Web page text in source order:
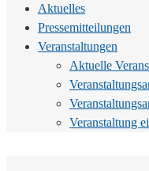
Aktuelles
Pressemitteilungen
Veranstaltungen
Aktuelle
Veranstaltung